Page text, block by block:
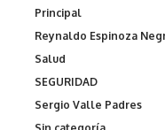
Principal
Reynaldo Espinoza
Salud
SEGURIDAD
Sergio Valle Padres
Sin categoría